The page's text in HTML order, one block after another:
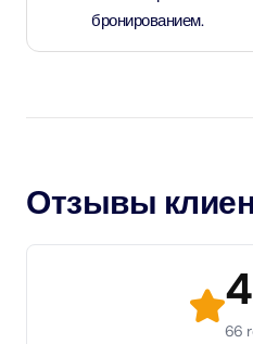
бронированием.
Отзывы
66